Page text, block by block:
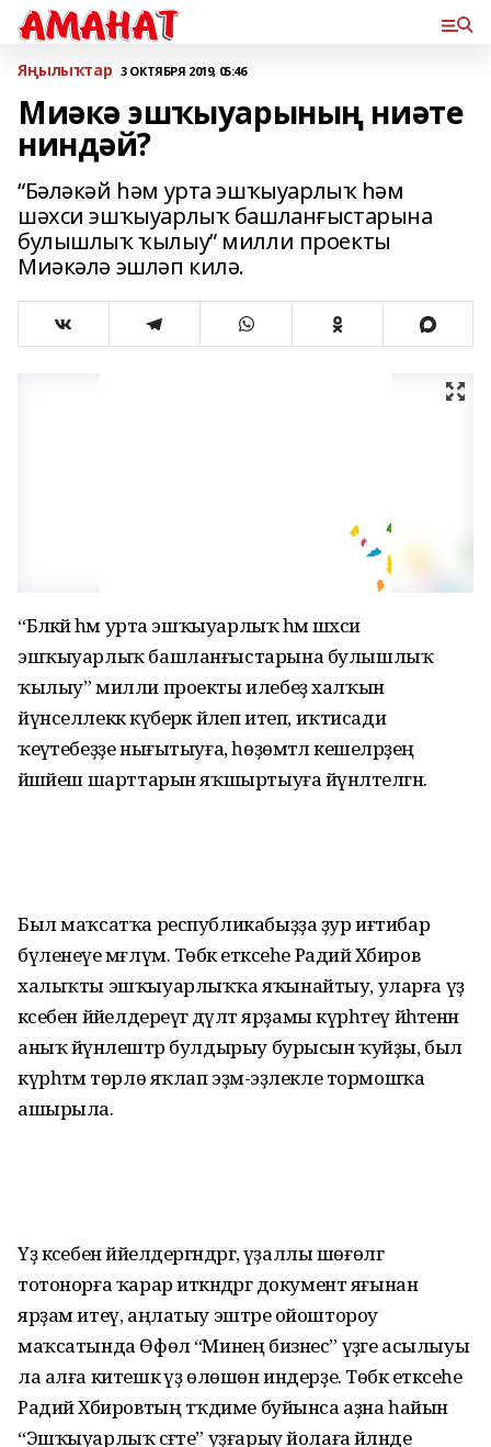
Яңылыҡтар 3 ОКТЯБРЯ 2019, 05:46
Миәкә эшҡыуарының ниәте
ниндәй?
“Бәләкәй һәм урта эшҡыуарлыҡ һәм
шәхси эшҡыуарлыҡ башланғыстарына
булышлыҡ ҡылыу” милли проекты
Миәкәлә эшләп килә.
“Бәләкәй һәм урта эшҡыуарлыҡ һәм шәхси
эшҡыуарлыҡ башланғыстарына булышлыҡ
ҡылыу” милли проекты илебеҙ халҡын
йүнселлеккә күберәк йәлеп итеп, иҡтисади
ҡеүәтебеҙҙе нығытыуға, һөҙөмтәлә кешеләрҙең
йәшәйеш шарттарын яҡшыртыуға йүнәлтелгән.
Был маҡсатҡа республикабыҙҙа ҙур иғтибар
бүленеүе мәғлүм. Төбәк етәксеһе Радий Хәбиров
халыҡты эшҡыуарлыҡҡа яҡынайтыу, уларға үҙ
кәсебен йәйелдереүгә дәүләт ярҙамы күрһәтеү йәһәтенән
аныҡ йүнәлештәр булдырыу бурысын ҡуйҙы, был
күрһәтмә төрлө яҡлап эҙмә-эҙлекле тормошҡа
ашырыла.
Үҙ кәсебен йәйелдергәндәргә, үҙаллы шөғөлгә
тотонорға ҡарар иткәндәргә документ яғынан
ярҙам итеү, аңлатыу эштәре ойоштороу
маҡсатында Өфөлә “Минең бизнес” үҙәге асылыуы
ла алға китешкә үҙ өлөшөн индерҙе. Төбәк етәксеһе
Радий Хәбировтың тәҡдиме буйынса аҙна һайын
“Эшҡыуарлыҡ сәғәте” уҙғарыу йолаға әйләнде